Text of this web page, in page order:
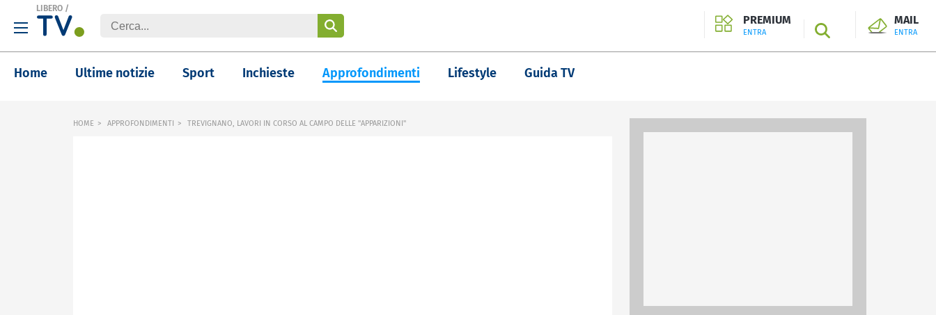
LIBERO /
PREMIUM
ENTRA SEARCH
MAIL
ENTRA
Home Ultime notizie Sport Inchieste Approfondimenti Lifestyle Guida TV
HOME APPROFONDIMENTI TREVIGNANO, LAVORI IN CORSO AL CAMPO DELLE "APPARIZIONI"